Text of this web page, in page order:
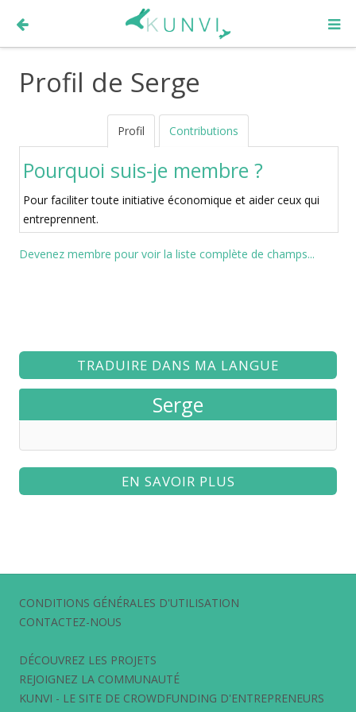
Profil de Serge
Profil Contributions
Pourquoi suis-je membre ?
Pour faciliter toute initiative économique et aider ceux qui
entreprennent.
Devenez membre pour voir la liste complète de champs...
TRADUIRE DANS MA LANGUE
Serge
EN SAVOIR PLUS
CONDITIONS GÉNÉRALES D'UTILISATION
CONTACTEZ-NOUS
DÉCOUVREZ LES PROJETS
REJOIGNEZ LA COMMUNAUTÉ
KUNVI - LE SITE DE CROWDFUNDING D'ENTREPRENEURS